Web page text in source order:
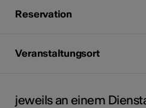
Reservation
Veranstaltungsort
jeweils an einem